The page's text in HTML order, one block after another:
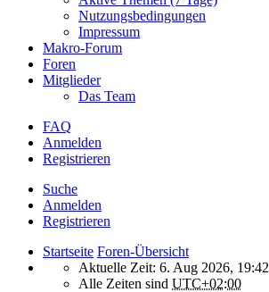
Nutzungsbedingungen
Impressum
Makro-Forum
Foren
Mitglieder
Das Team
FAQ
Anmelden
Registrieren
Suche
Anmelden
Registrieren
Startseite Foren-Übersicht
Aktuelle Zeit: 6. Aug 2026, 19:42
Alle Zeiten sind UTC+02:00